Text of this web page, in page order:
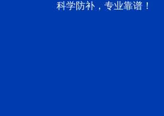
科学防补，专业靠谱！